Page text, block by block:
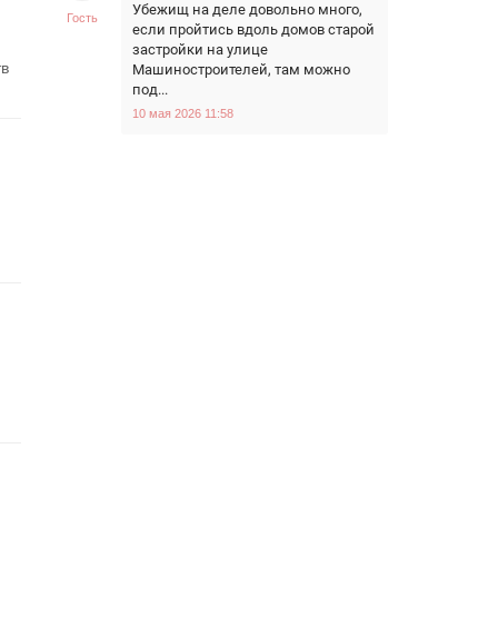
Гость
Убежищ на деле довольно много,
если пройтись вдоль домов старой
застройки на улице
Машиностроителей, там можно
под...
10 мая 2026 11:58